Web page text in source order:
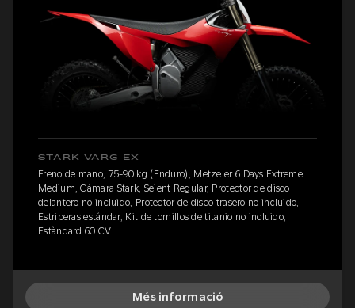
STARK VARG EX
Freno de mano, 75-90 kg (Enduro), Metzeler 6 Days Extreme
Medium, Cámara Stark, Seient Regular, Protector de disco
delantero no incluido, Protector de disco trasero no incluido,
Estriberas estándar, Kit de tornillos de titanio no incluido,
Estàndard 60 CV
Més informació